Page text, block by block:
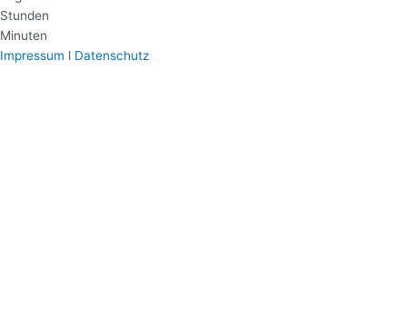
Stunden
Minuten
Impressum l Datenschutz